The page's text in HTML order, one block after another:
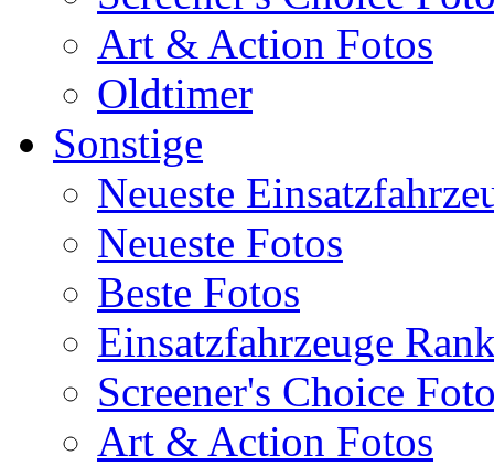
Art & Action Fotos
Oldtimer
Sonstige
Neueste
Neueste Fotos
Beste Fotos
Einsatzfahrzeuge
Screener's Choice
Art & Action Fotos